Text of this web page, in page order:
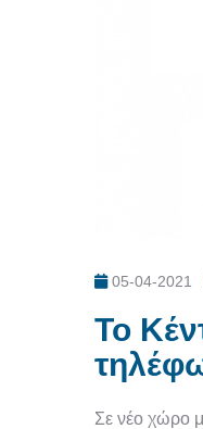
05-04-2021
Το
Σε νέο χώρο